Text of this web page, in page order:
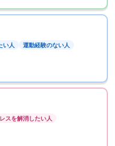
い人 運動経験のない人
スを解消したい人